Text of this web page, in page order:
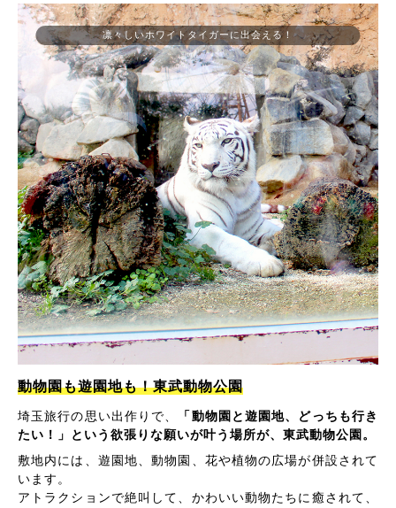
凛々しいホワイトタイガーに出会える！
動物園も遊園地も！東武動物公園
埼玉旅行の思い出作りで、
「動物園と遊園地、どっちも行き
たい！」という欲張りな願いが叶う場所が、東武動物公園。
敷地内には、遊園地、動物園、花や植物の広場が併設されて
います。
アトラクションで絶叫して、かわいい動物たちに癒されて、